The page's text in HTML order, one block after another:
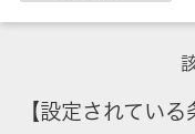
【設定されている